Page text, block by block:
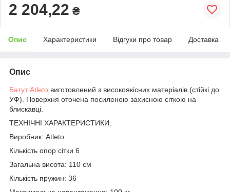
2 204,22 ₴
Опис Характеристики Відгуки про товар Доставка
Опис
Батут Atleto виготовлений з високоякісних матеріалів (стійкі до
УФ). Поверхня оточена посиленою захисною сіткою на
блискавці.
ТЕХНІЧНІ ХАРАКТЕРИСТИКИ:
Виробник: Atleto
Кількість опор сітки 6
Загальна висота: 110 см
Кількість пружин: 36